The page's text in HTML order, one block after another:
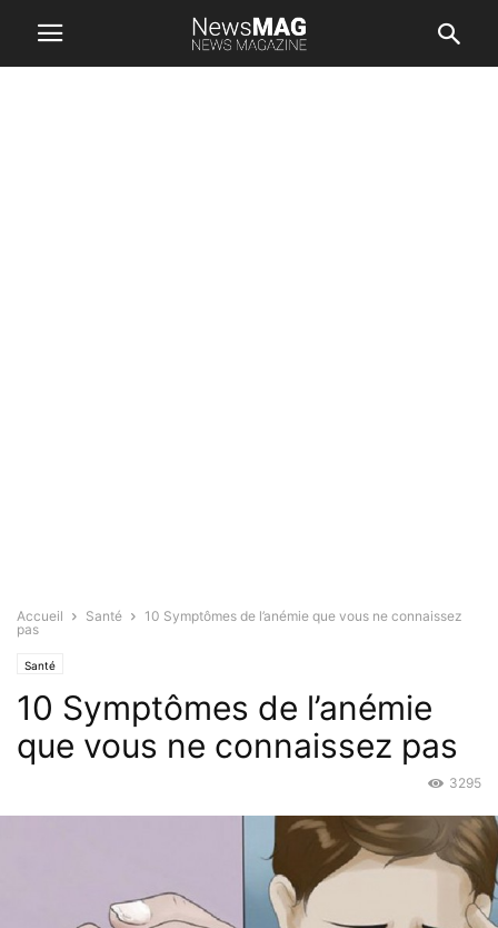
Accueil Santé
10 Symptômes de l’anémie que vous ne connaissez
pas
Santé
10 Symptômes de l’anémie
que vous ne connaissez pas
3295